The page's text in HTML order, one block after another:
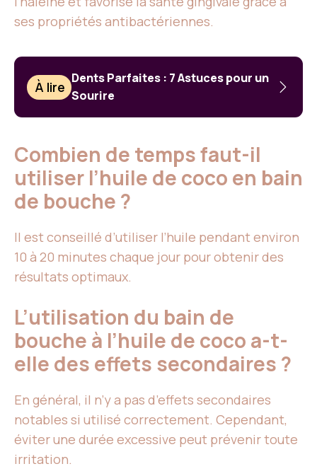
ses propriétés antibactériennes.
À lire
Dents Parfaites : 7 Astuces pour un
Sourire
Combien de temps faut-il
utiliser l’huile de coco en bain
de bouche ?
Il est conseillé d’utiliser l’huile pendant environ
10 à 20 minutes chaque jour pour obtenir des
résultats optimaux.
L’utilisation du bain de
bouche à l’huile de coco a-t-
elle des effets secondaires ?
En général, il n’y a pas d’effets secondaires
notables si utilisé correctement. Cependant,
éviter une durée excessive peut prévenir toute
irritation.